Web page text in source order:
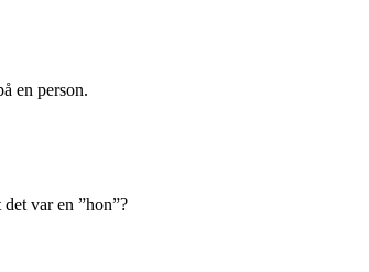
en person.
var en ”hon”?